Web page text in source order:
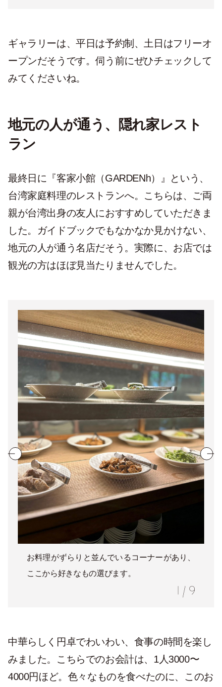
ギャラリーは、平日は予約制、土日はフリーオ
ープンだそうです。伺う前にぜひチェックして
みてくださいね。
地元の人が通う、隠れ家レスト
ラン
最終日に『客家小館（GARDENh）』という、
台湾家庭料理のレストランへ。こちらは、ご両
親が台湾出身の友人におすすめしていただきま
した。ガイドブックでもなかなか見かけない、
地元の人が通う名店だそう。実際に、お店では
観光の方はほぼ見当たりませんでした。
お料理がずらりと並んでいるコーナーがあり、
ここから好きなもの選びます。
1 / 9
中華らしく円卓でわいわい、食事の時間を楽し
みました。こちらでのお会計は、1人3000〜
4000円ほど。色々なものを食べたのに、このお